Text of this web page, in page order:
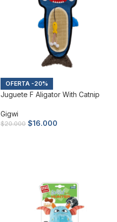
-20%
Juguete F Aligator With Catnip
Gigwi
$20.000 $16.000